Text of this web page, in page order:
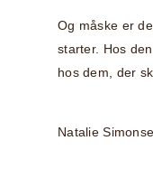
Og måske er
starter. Hos
hos dem, der
Natalie